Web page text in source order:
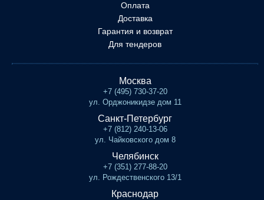
Оплата
Доставка
Гарантия и возврат
Для тендеров
Москва
+7 (495) 730-37-20
ул. Орджоникидзе дом 11
Санкт-Петербург
+7 (812) 240-13-06
ул. Чайковского дом 8
Челябинск
+7 (351) 277-88-20
ул. Рождественского 13/1
Краснодар